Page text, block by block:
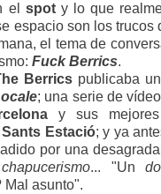
el spoty lo que
espacio son los trucos
el tema de
Fuck Berrics.
Berrics publicaba
; una serie de
y sus
Sants Estació; y ya
por una
chapucerismo... "Un
Mal asunto".